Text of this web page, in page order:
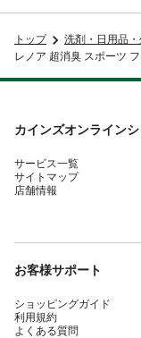
トップ 洗剤・日用品
レノア 超消臭 スポーツ
カインズオンライン
サービス一覧
サイトマップ
店舗情報
お客様サポート
ショッピングガイド
利用規約
よくある質問